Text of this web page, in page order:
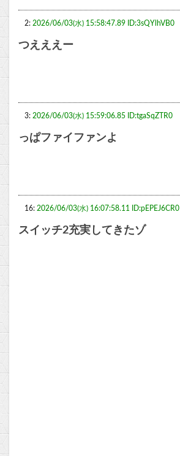
2: 2026/06/03(水) 15:58:47.89 ID:3sQYlhVB0
つえええー
3: 2026/06/03(水) 15:59:06.85 ID:tgaSqZTR0
っぱファイファンよ
16: 2026/06/03(水) 16:07:58.11 ID:pEPEJ6CR0
スイッチ2充実してきたゾ